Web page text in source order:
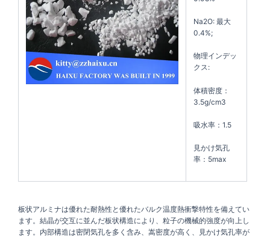
Na2O: 最大
0.4%;
物理インデッ
クス:
体積密度：
3.5g/cm3
吸水率：1.5
見かけ気孔
率：5max
板状アルミナは優れた耐熱性と優れたバルク温度熱衝撃特性を備えてい
ます。結晶が交互に並んだ板状構造により、粒子の機械的強度が向上し
ます。内部構造は密閉気孔を多く含み、嵩密度が高く、見かけ気孔率が